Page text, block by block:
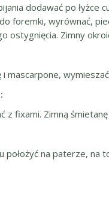
dodawać po łyżce
foremki, wyrównać,
ostygnięcia. Zimny
mascarpone,
z fixami. Zimną
położyć na paterze,